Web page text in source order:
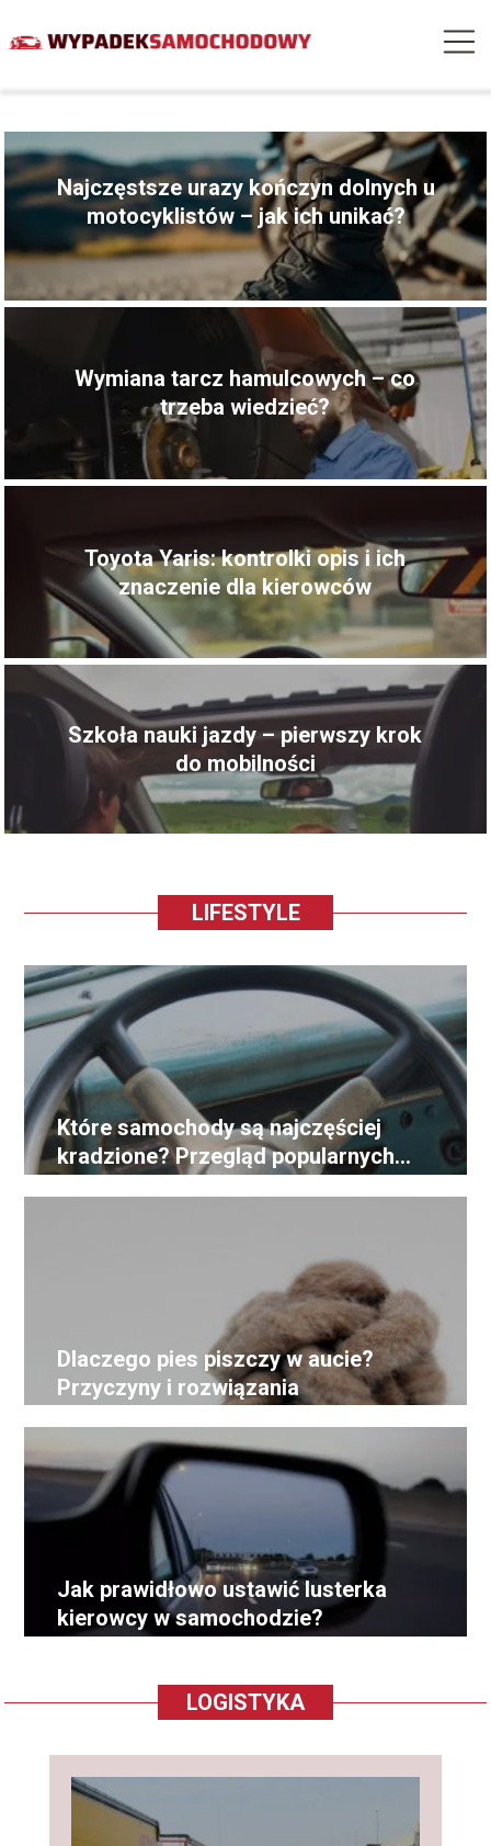
Najczęstsze urazy kończyn dolnych u
motocyklistów – jak ich unikać?
Wymiana tarcz hamulcowych – co
trzeba wiedzieć?
Toyota Yaris: kontrolki opis i ich
znaczenie dla kierowców
Szkoła nauki jazdy – pierwszy krok
do mobilności
LIFESTYLE
Które samochody są najczęściej
kradzione? Przegląd popularnych
Dlaczego pies piszczy w aucie?
Przyczyny i rozwiązania
Jak prawidłowo ustawić lusterka
kierowcy w samochodzie?
LOGISTYKA